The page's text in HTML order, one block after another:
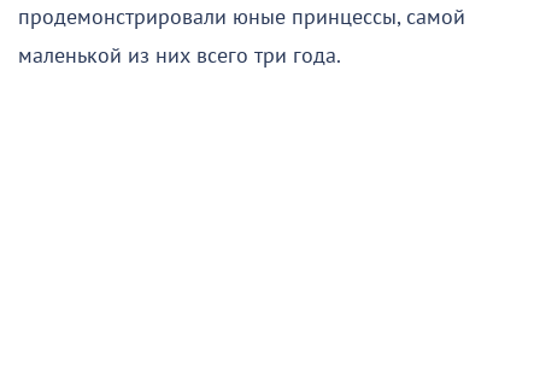
продемонстрировали юные принцессы, самой
маленькой из них всего три года.